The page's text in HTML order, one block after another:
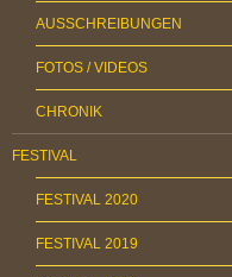
AUSSCHREIBUNGEN
FOTOS / VIDEOS
CHRONIK
FESTIVAL
FESTIVAL 2020
FESTIVAL 2019